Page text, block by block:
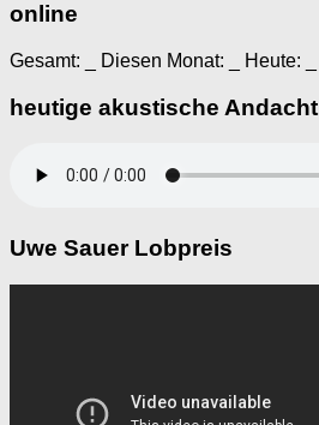
online
Gesamt: Diesen Monat: Heute:
heutige akustische Andacht
Uwe Sauer Lobpreis